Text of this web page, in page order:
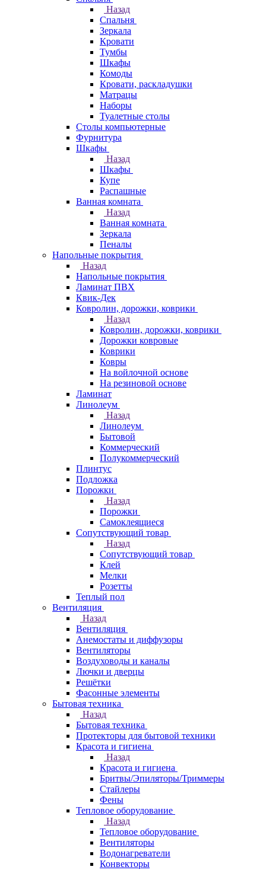
Назад
Спальня
Зеркала
Кровати
Тумбы
Шкафы
Комоды
Кровати, раскладушки
Матрацы
Наборы
Туалетные столы
Столы компьютерные
Фурнитура
Шкафы
Назад
Шкафы
Купе
Распашные
Ванная комната
Назад
Ванная комната
Зеркала
Пеналы
Напольные покрытия
Назад
Напольные покрытия
Ламинат ПВХ
Квик-Дек
Ковролин, дорожки, коврики
Назад
Ковролин, дорожки, коврики
Дорожки ковровые
Коврики
Ковры
На войлочной основе
На резиновой основе
Ламинат
Линолеум
Назад
Линолеум
Бытовой
Коммерческий
Полукоммерческий
Плинтус
Подложка
Порожки
Назад
Порожки
Самоклеящиеся
Сопутствующий товар
Назад
Сопутствующий товар
Клей
Мелки
Розетты
Теплый пол
Вентиляция
Назад
Вентиляция
Анемостаты и диффузоры
Вентиляторы
Воздуховоды и каналы
Лючки и дверцы
Решётки
Фасонные элементы
Бытовая техника
Назад
Бытовая техника
Протекторы для бытовой техники
Красота и гигиена
Назад
Красота и гигиена
Бритвы/Эпиляторы/Триммеры
Стайлеры
Фены
Тепловое оборудование
Назад
Тепловое оборудование
Вентиляторы
Водонагреватели
Конвекторы